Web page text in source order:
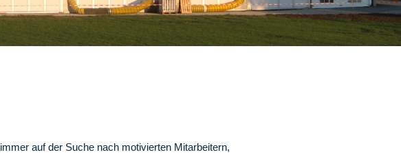
auf der Suche nach motivierten Mitarbeitern,